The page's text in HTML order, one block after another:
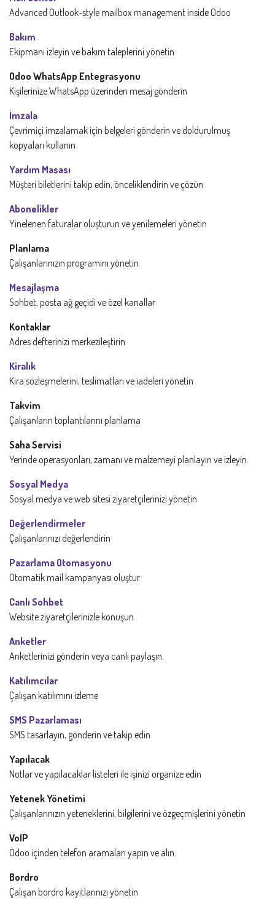
Advanced Outlook-style mailbox management inside Odoo
Bakım
Ekipmanı izleyin ve bakım taleplerini yönetin
Odoo WhatsApp Entegrasyonu
Kişilerinize WhatsApp üzerinden mesaj gönderin
İmzala
Çevrimiçi imzalamak için belgeleri gönderin ve doldurulmuş
kopyaları kullanın
Yardım Masası
Müşteri biletlerini takip edin, önceliklendirin ve çözün
Abonelikler
Yinelenen faturalar oluşturun ve yenilemeleri yönetin
Planlama
Çalışanlarınızın programını yönetin
Mesajlaşma
Sohbet, posta ağ geçidi ve özel kanallar
Kontaklar
Adres defterinizi merkezileştirin
Kiralık
Kira sözleşmelerini, teslimatları ve iadeleri yönetin
Takvim
Çalışanların toplantılarını planlama
Saha Servisi
Yerinde operasyonları, zamanı ve malzemeyi planlayın ve izleyin
Sosyal Medya
Sosyal medya ve web sitesi ziyaretçilerinizi yönetin
Değerlendirmeler
Çalışanlarınızı değerlendirin
Pazarlama Otomasyonu
Otomatik mail kampanyası oluştur
Canlı Sohbet
Website ziyaretçilerinizle konuşun
Anketler
Anketlerinizi gönderin veya canlı paylaşın.
Katılımcılar
Çalışan katılımını izleme
SMS Pazarlaması
SMS tasarlayın, gönderin ve takip edin
Yapılacak
Notlar ve yapılacaklar listeleri ile işinizi organize edin
Yetenek Yönetimi
Çalışanlarınızın yeteneklerini, bilgilerini ve özgeçmişlerini yönetin
VoIP
Odoo içinden telefon aramaları yapın ve alın.
Bordro
Çalışan bordro kayıtlarınızı yönetin